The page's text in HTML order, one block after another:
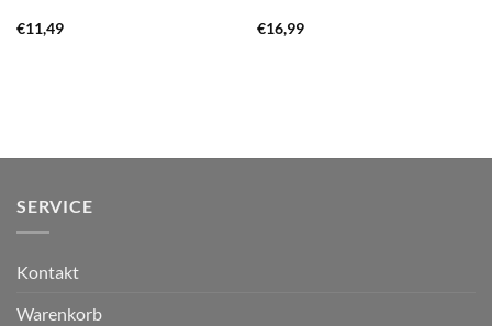
€11,49 €16,99
SERVICE
Kontakt
Warenkorb